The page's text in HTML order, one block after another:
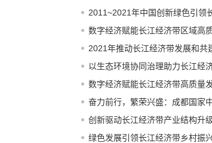
2011~2021年中国创新绿色引领
数字经济赋能长江经济带区域
2021年推动长江经济带发展和共
以生态环境协同治理助力长江经
数字经济赋能长江经济带高质量
奋力前行，繁荣兴盛：成都国家
创新驱动长江经济带产业结构升
绿色发展引领长江经济带乡村振